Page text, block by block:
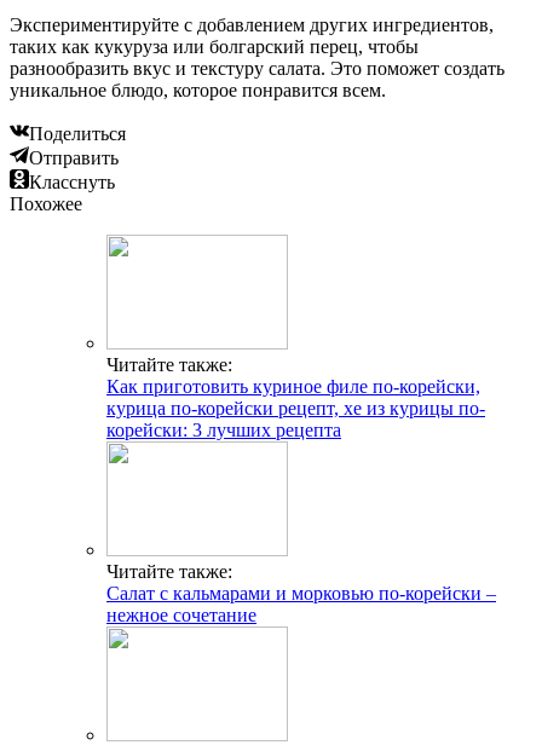
Экспериментируйте с добавлением других ингредиентов,
таких как кукуруза или болгарский перец, чтобы
разнообразить вкус и текстуру салата. Это поможет создать
уникальное блюдо, которое понравится всем.
Поделиться
Отправить
Класснуть
Похожее
Читайте также:
Как приготовить куриное филе по-корейски,
курица по-корейски рецепт, хе из курицы по-
корейски: 3 лучших рецепта
Читайте также:
Салат с кальмарами и морковью по-корейски –
нежное сочетание